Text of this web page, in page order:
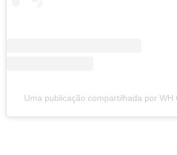
Uma publicação compartilhada por